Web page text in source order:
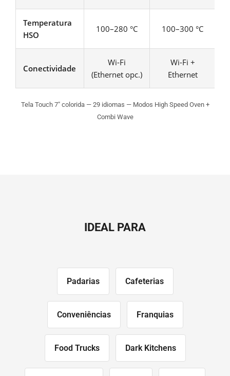
Temperatura
HSO
100–280 °C 100–300 °C
Conectividade
Wi-Fi
(Ethernet opc.)
Wi-Fi +
Ethernet
Tela Touch 7″ colorida — 29 idiomas — Modos High Speed Oven +
Combi Wave
IDEAL PARA
Padarias Cafeterias
Conveniências Franquias
Food Trucks Dark Kitchens